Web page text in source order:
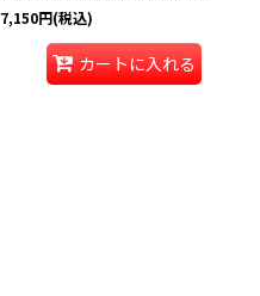
7,150円(税込)
カートに入れる